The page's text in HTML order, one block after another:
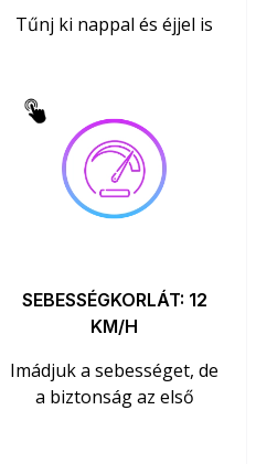
Tűnj ki nappal és éjjel is
SEBESSÉGKORLÁT: 12
KM/H
Imádjuk a sebességet, de
a biztonság az első